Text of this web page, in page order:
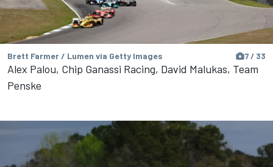
Brett Farmer / Lumen via Getty Images 7 / 33
Alex Palou, Chip Ganassi Racing, David Malukas, Team
Penske